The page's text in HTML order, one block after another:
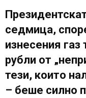
седмица,
изнесения
рубли от
тези, които
– беше силно